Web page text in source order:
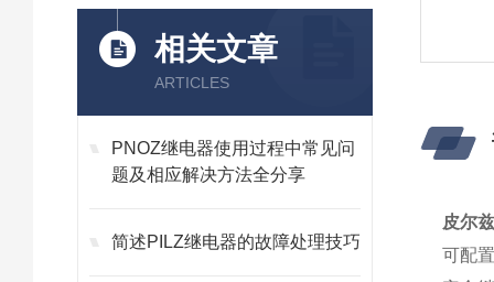
相关文章
ARTICLES
PNOZ继电器使用过程中常见问
题及相应解决方法全分享
简述PILZ继电器的故障处理技巧
皮尔
可配